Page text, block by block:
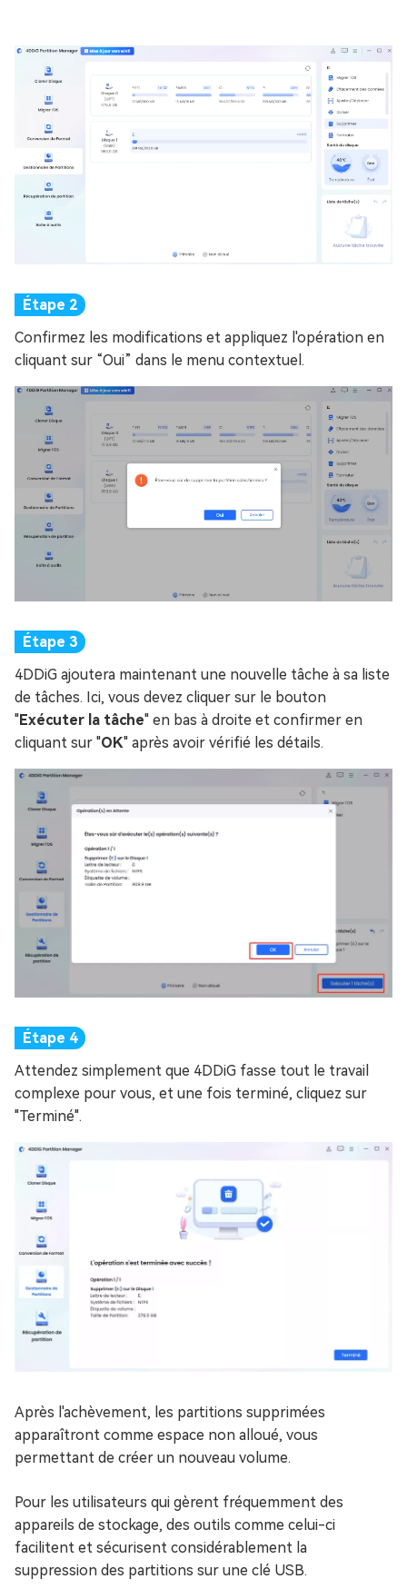
Confirmez les modifications et appliquez l'opération en
cliquant sur “Oui” dans le menu contextuel.
4DDiG ajoutera maintenant une nouvelle tâche à sa liste
de tâches. Ici, vous devez cliquer sur le bouton
"Exécuter la tâche" en bas à droite et confirmer en
cliquant sur "OK" après avoir vérifié les détails.
Attendez simplement que 4DDiG fasse tout le travail
complexe pour vous, et une fois terminé, cliquez sur
"Terminé".
Après l'achèvement, les partitions supprimées
apparaîtront comme espace non alloué, vous
permettant de créer un nouveau volume.
Pour les utilisateurs qui gèrent fréquemment des
appareils de stockage, des outils comme celui-ci
facilitent et sécurisent considérablement la
suppression des partitions sur une clé USB.